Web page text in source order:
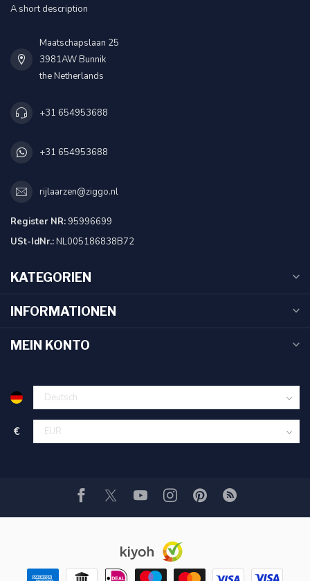
A short description
Maatschapslaan 25
3981AW Bunnik
the Netherlands
+31 654953688
+31 654953688
rijlaarzen@ziggo.nl
Register NR:95996699
USt-IdNr.:NL005186838B72
KATEGORIEN
INFORMATIONEN
MEIN KONTO
€